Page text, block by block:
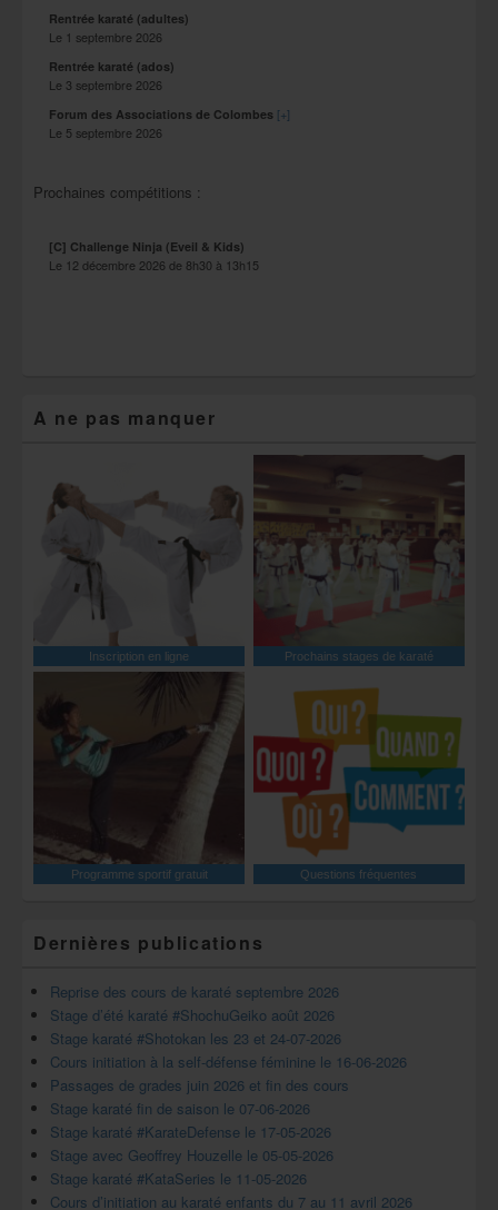
Rentrée karaté (adultes)
Le 1 septembre 2026
Rentrée karaté (ados)
Le 3 septembre 2026
Forum des Associations de Colombes [+]
Le 5 septembre 2026
Prochaines compétitions :
[C] Challenge Ninja (Eveil & Kids)
Le 12 décembre 2026 de 8h30 à 13h15
A ne pas manquer
Inscription en ligne Prochains stages de karaté
Programme sportif gratuit Questions fréquentes
Dernières publications
Reprise des cours de karaté septembre 2026
Stage d’été karaté #ShochuGeiko août 2026
Stage karaté #Shotokan les 23 et 24-07-2026
Cours initiation à la self-défense féminine le 16-06-2026
Passages de grades juin 2026 et fin des cours
Stage karaté fin de saison le 07-06-2026
Stage karaté #KarateDefense le 17-05-2026
Stage avec Geoffrey Houzelle le 05-05-2026
Stage karaté #KataSeries le 11-05-2026
Cours d’initiation au karaté enfants du 7 au 11 avril 2026